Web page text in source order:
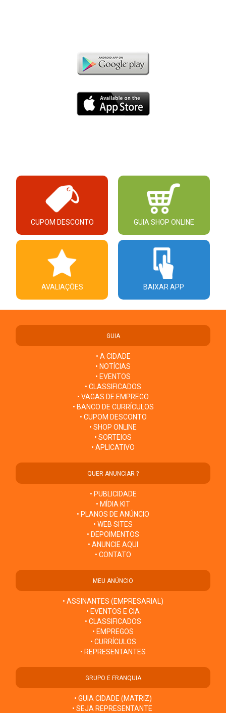
CUPOM DESCONTO GUIA SHOP ONLINE
AVALIAÇÕES BAIXAR APP
GUIA
• A CIDADE
• NOTÍCIAS
• EVENTOS
• CLASSIFICADOS
• VAGAS DE EMPREGO
• BANCO DE CURRÍCULOS
• CUPOM DESCONTO
• SHOP ONLINE
• SORTEIOS
• APLICATIVO
QUER ANUNCIAR ?
• PUBLICIDADE
• MÍDIA KIT
• PLANOS DE ANÚNCIO
• WEB SITES
• DEPOIMENTOS
• ANUNCIE AQUI
• CONTATO
MEU ANÚNCIO
• ASSINANTES (EMPRESARIAL)
• EVENTOS E CIA
• CLASSIFICADOS
• EMPREGOS
• CURRÍCULOS
• REPRESENTANTES
GRUPO E FRANQUIA
• GUIA CIDADE (MATRIZ)
• SEJA REPRESENTANTE